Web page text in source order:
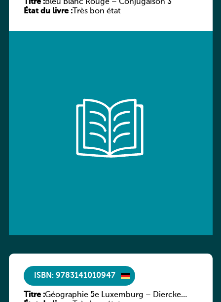
Titre :Bleu Blanc Rouge – Conjugaison 3
État du livre :Très bon état
ISBN: 9783141010947
Titre :Géographie 5e Luxemburg – Diercke